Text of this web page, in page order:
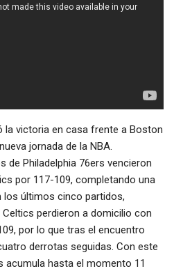
la victoria en casa frente a Boston
jornada de la NBA.
de Philadelphia 76ers vencieron
por 117-109, completando una
últimos cinco partidos,
perdieron a domicilio con
por lo que tras el encuentro
derrotas seguidas. Con este
acumula hasta el momento 11